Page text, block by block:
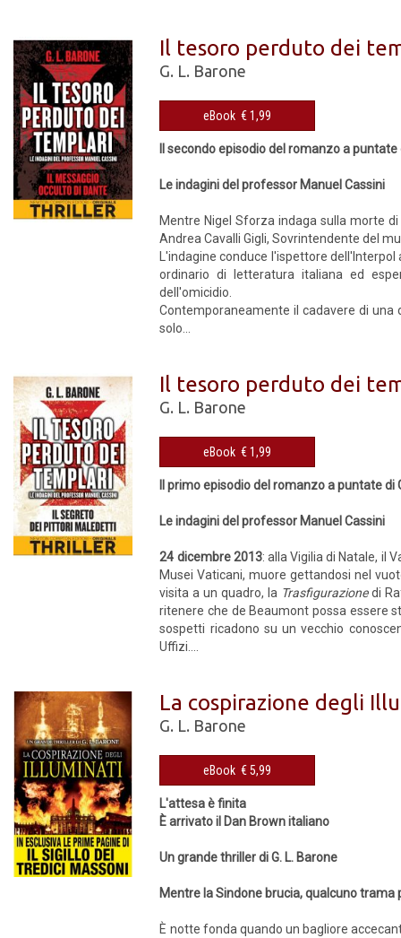
Il tesoro perduto dei
G. L. Barone
eBook € 1,99
Il secondo episodio del romanzo a puntate
Le indagini del professor Manuel Cassini
Mentre Nigel Sforza indaga sulla morte
Andrea Cavalli Gigli, Sovrintendente del
L'indagine conduce l'ispettore
ordinario di letteratura italiana ed
dell'omicidio.
Contemporaneamente il cadavere di una
solo...
Il tesoro perduto dei
G. L. Barone
eBook € 1,99
Il primo episodio del romanzo a puntate di
Le indagini del professor Manuel Cassini
24 dicembre 2013: alla Vigilia di Natale, il
Musei Vaticani, muore gettandosi nel
visita a un quadro, la Trasfigurazionedi
ritenere che de Beaumont possa essere
sospetti ricadono su un vecchio
Uffizi....
La cospirazione degli
G. L. Barone
eBook € 5,99
L'attesa è finita
È arrivato il Dan Brown italiano
Un grande thriller di G. L. Barone
Mentre la Sindone brucia, qualcuno trama
È notte fonda quando un bagliore